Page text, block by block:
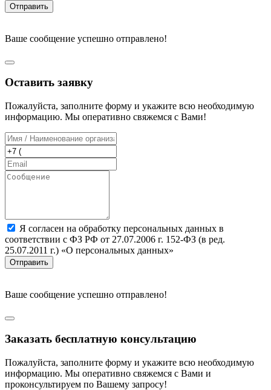
Отправить
Ваше сообщение успешно отправлено!
Оставить заявку
Пожалуйста, заполните форму и укажите всю необходимую
информацию. Мы оперативно свяжемся с Вами!
Я согласен на обработку персональных данных в
соответствии с ФЗ РФ от 27.07.2006 г. 152-ФЗ (в ред.
25.07.2011 г.) «О персональных данных»
Отправить
Ваше сообщение успешно отправлено!
Заказать бесплатную консультацию
Пожалуйста, заполните форму и укажите всю необходимую
информацию. Мы оперативно свяжемся с Вами и
проконсультируем по Вашему запросу!